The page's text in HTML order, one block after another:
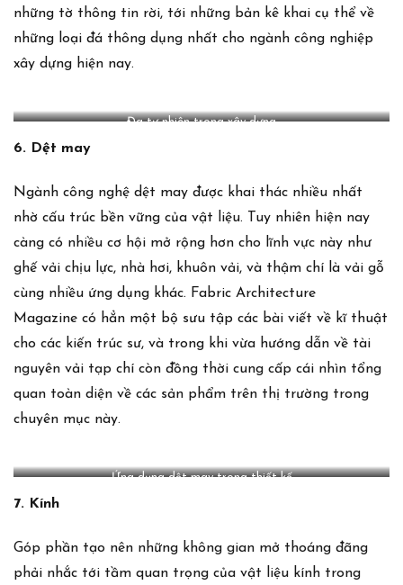
những tờ thông tin rời, tới những bản kê khai cụ thể về
những loại đá thông dụng nhất cho ngành công nghiệp
xây dựng hiện nay.
Đa tự nhiên trong xây dựng
6. Dệt may
Ngành công nghệ dệt may được khai thác nhiều nhất
nhờ cấu trúc bền vững của vật liệu. Tuy nhiên hiện nay
càng có nhiều cơ hội mở rộng hơn cho lĩnh vực này như
ghế vải chịu lực, nhà hơi, khuôn vải, và thậm chí là vải gỗ
cùng nhiều ứng dụng khác. Fabric Architecture
Magazine có hẳn một bộ sưu tập các bài viết về kĩ thuật
cho các kiến trúc sư, và trong khi vừa hướng dẫn về tài
nguyên vải tạp chí còn đồng thời cung cấp cái nhìn tổng
quan toàn diện về các sản phẩm trên thị trường trong
chuyên mục này.
Ứng dụng dệt may trong thiết kế
7. Kính
Góp phần tạo nên những không gian mở thoáng đãng
phải nhắc tới tầm quan trọng của vật liệu kính trong